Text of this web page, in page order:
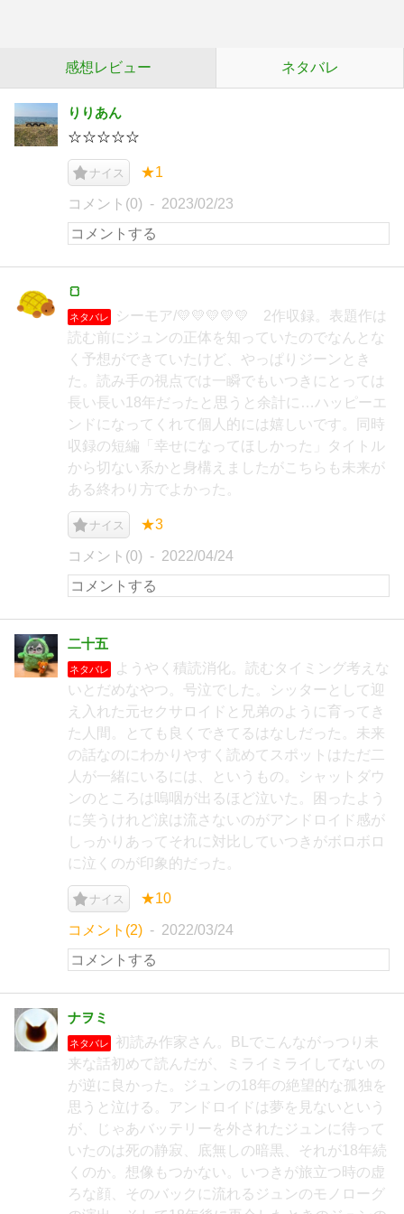
感想レビュー ネタバレ
りりあん
☆☆☆☆☆
ナイス ★1
コメント(0) 2023/02/23
🍞
ネタバレ
シーモア/💛💛💛💛💛 2作収録。表題作は
読む前にジュンの正体を知っていたのでなんとな
く予想ができていたけど、やっぱりジーンとき
た。読み手の視点では一瞬でもいつきにとっては
長い長い18年だったと思うと余計に…ハッピーエ
ンドになってくれて個人的には嬉しいです。同時
収録の短編「幸せになってほしかった」タイトル
から切ない系かと身構えましたがこちらも未来が
ある終わり方でよかった。
ナイス ★3
コメント(0) 2022/04/24
二十五
ネタバレ
ようやく積読消化。読むタイミング考えな
いとだめなやつ。号泣でした。シッターとして迎
え入れた元セクサロイドと兄弟のように育ってき
た人間。とても良くできてるはなしだった。未来
の話なのにわかりやすく読めてスポットはただ二
人が一緒にいるには、というもの。シャットダウ
ンのところは嗚咽が出るほど泣いた。困ったよう
に笑うけれど涙は流さないのがアンドロイド感が
しっかりあってそれに対比していつきがボロボロ
に泣くのが印象的だった。
ナイス ★10
コメント(2) 2022/03/24
ナヲミ
ネタバレ
初読み作家さん。BLでこんながっつり未
来な話初めて読んだが、ミライミライしてないの
が逆に良かった。ジュンの18年の絶望的な孤独を
思うと泣ける。アンドロイドは夢を見ないという
が、じゃあバッテリーを外されたジュンに待って
いたのは死の静寂、底無しの暗黒、それが18年続
くのか。想像もつかない。いつきが旅立つ時の虚
ろな顔、そのバックに流れるジュンのモノローグ